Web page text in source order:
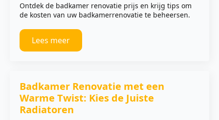
Ontdek de badkamer renovatie prijs en krijg tips om
de kosten van uw badkamerrenovatie te beheersen.
Lees meer
Badkamer Renovatie met een
Warme Twist: Kies de Juiste
Radiatoren